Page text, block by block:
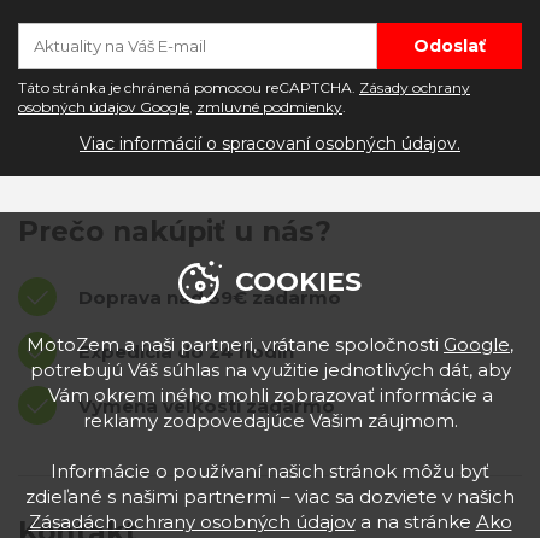
Táto stránka je chránená pomocou reCAPTCHA. Zásady ochrany
osobných údajov Google zmluvné podmienky
Viac informácií o spracovaní osobných údajov.
Prečo nakúpiť u nás?
Doprava nad 39€ zadarmo
Expedícia do 24 hodín
Výmena veľkostí zadarmo
COOKIES
MotoZem a naši partneri, vrátane spoločnosti Google,
potrebujú Váš súhlas na využitie jednotlivých dát, aby
Vám okrem iného mohli zobrazovať informácie a
reklamy zodpovedajúce Vašim záujmom.
Informácie o používaní našich stránok môžu byť
zdieľané s našimi partnermi – viac sa dozviete v našich
Zásadách ochrany osobných údajova na stránke Ako